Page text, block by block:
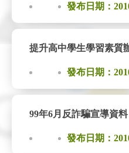
發布日期：
提升高中學生學習素質
發布日期：
99年6月反詐騙宣導資料
發布日期：